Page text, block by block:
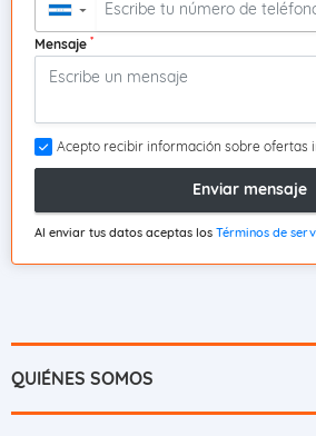
▼
Mensaje *
Acepto recibir información sobre ofertas
Enviar mensaje
Al enviar tus datos aceptas los Términos de
QUIÉNES SOMOS